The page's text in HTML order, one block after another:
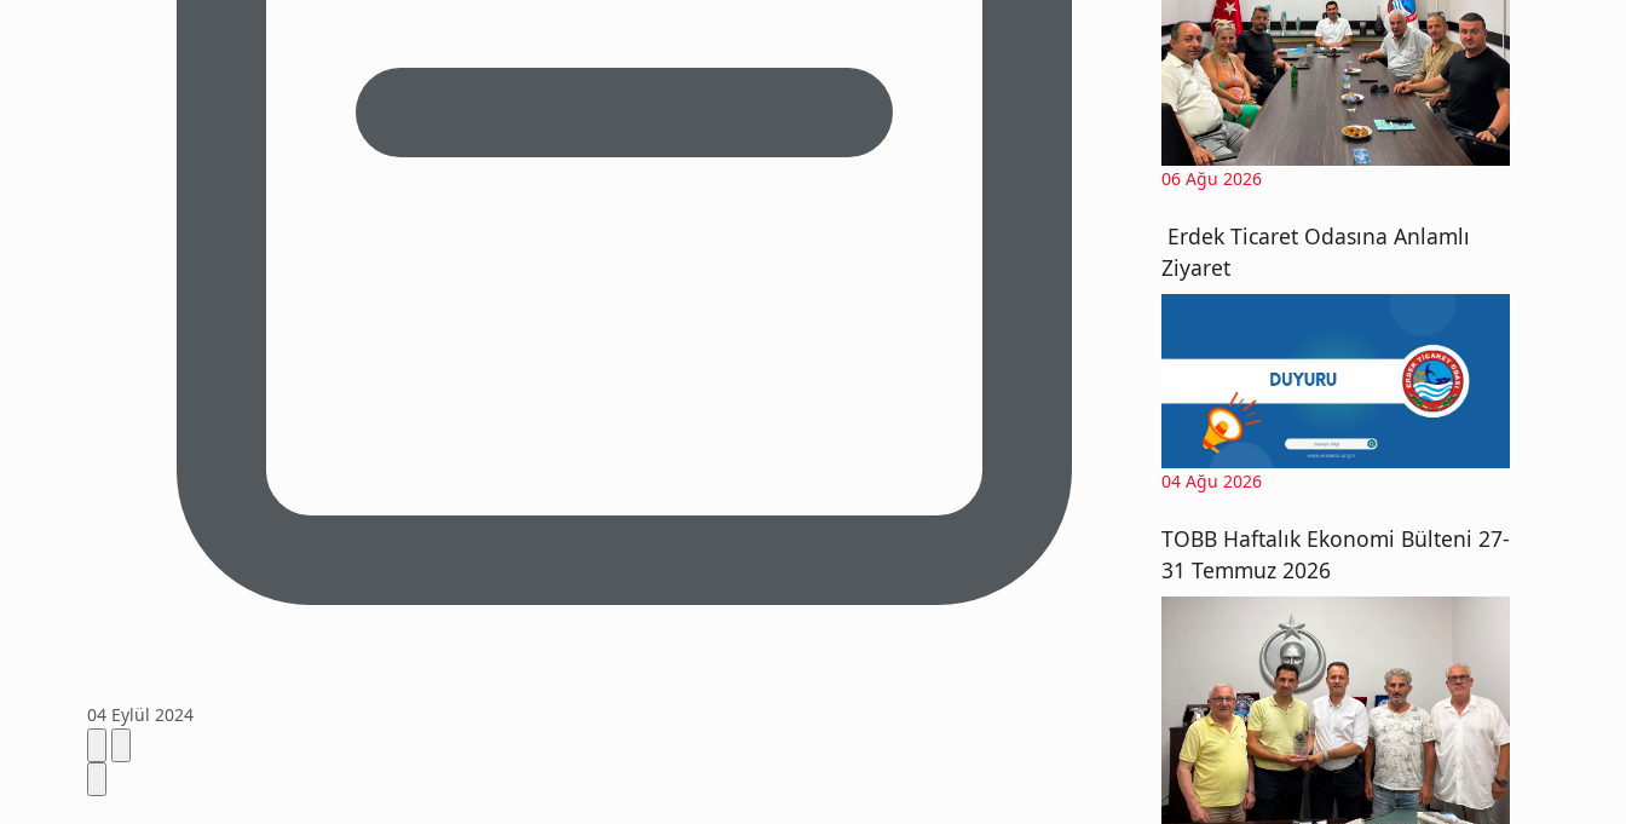
04 Eylül 2024
06 Ağu 2026
Erdek Ticaret Odasına Anlamlı
Ziyaret
04 Ağu 2026
TOBB Haftalık Ekonomi Bülteni 27-
31 Temmuz 2026